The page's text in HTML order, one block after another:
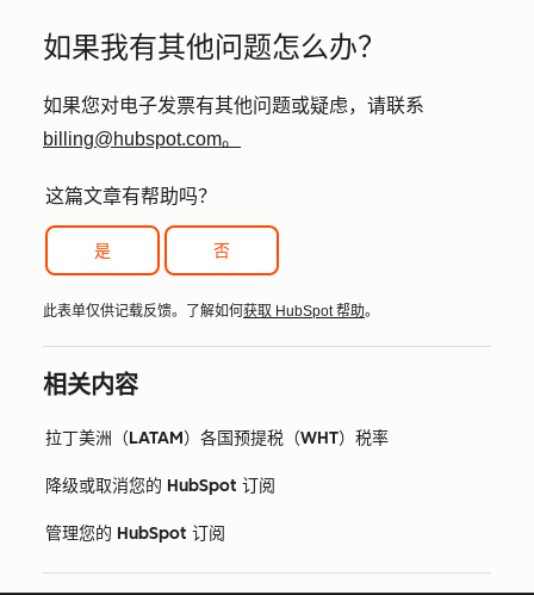
如果我有其他问题怎么办？
如果您对电子发票有其他问题或疑虑，请联系
billing@hubspot.com。
这篇文章有帮助吗？
是 否
此表单仅供记载反馈。了解如何 获取 HubSpot 帮助。
相关内容
拉丁美洲（LATAM）各国预提税（WHT）税率
降级或取消您的 HubSpot 订阅
管理您的 HubSpot 订阅